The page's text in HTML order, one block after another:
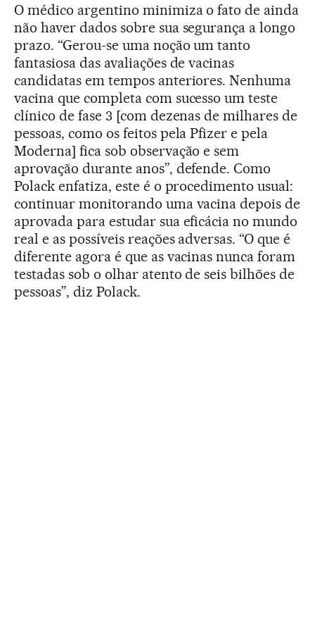
O médico argentino minimiza o fato de ainda
não haver dados sobre sua segurança a longo
prazo. “Gerou-se uma noção um tanto
fantasiosa das avaliações de vacinas
candidatas em tempos anteriores. Nenhuma
vacina que completa com sucesso um teste
clínico de fase 3 [com dezenas de milhares de
pessoas, como os feitos pela Pfizer e pela
Moderna] fica sob observação e sem
aprovação durante anos”, defende. Como
Polack enfatiza, este é o procedimento usual:
continuar monitorando uma vacina depois de
aprovada para estudar sua eficácia no mundo
real e as possíveis reações adversas. “O que é
diferente agora é que as vacinas nunca foram
testadas sob o olhar atento de seis bilhões de
pessoas”, diz Polack.